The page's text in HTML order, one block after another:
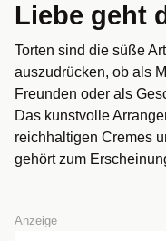
Liebe geht
Torten sind die süße
auszudrücken, ob als
Freunden oder als
Das kunstvolle
reichhaltigen Cremes
gehört zum
Anzeige